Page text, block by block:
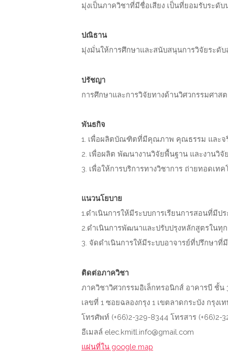
มุ่งเป็นภาควิชาที่มีชื่อเสียง เป็นที่ยอมรับระดั
ปณิธาน
มุ่งมั่นให้การศึกษาและสนับสนุนการวิจัยระดั
ปรัชญา
การศึกษาและการวิจัยทางด้านวิศวกรรมศาส
พันธกิจ
1. เพื่อผลิตบัณฑิตที่มีคุณภาพ คุณธรรม และจ
2. เพื่อผลิต พัฒนางานวิจัยพื้นฐาน และงานวิ
3. เพื่อให้การบริการทางวิชาการ ถ่ายทอดเ
แนวนโยบาย
1.ดำเนินการให้มีระบบการเรียนการสอนที่มี
2.ดำเนินการพัฒนาและปรับปรุงหลักสูตรในทุ
3. จัดดำเนินการให้มีระบบอาจารย์ที่ปรึกษาที่
ติดต่อภาควิชา
ภาควิชาวิศวกรรมอิเล็กทรอนิกส์ อาคารบี ชั้
เลขที่ 1 ซอยฉลองกรุง 1 เขตลาดกระบัง กรุงเ
โทรศัพท์ (+66)2-329-8344 โทรสาร (+66)2-
อีเมลล์ elec.kmitl.info@gmail.com
แผ่นที่ใน google map